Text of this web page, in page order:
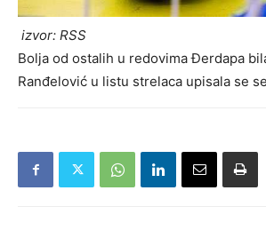
izvor: RSS
Bolja od ostalih u redovima Đerdapa
Ranđelović u listu strelaca upisala se